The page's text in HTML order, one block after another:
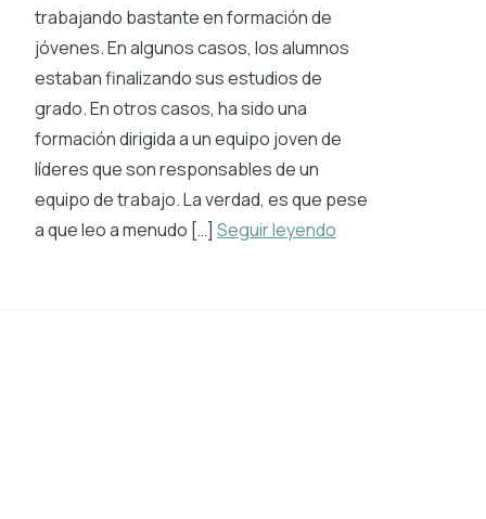
trabajando bastante en formación de
jóvenes. En algunos casos, los alumnos
estaban finalizando sus estudios de
grado. En otros casos, ha sido una
formación dirigida a un equipo joven de
líderes que son responsables de un
equipo de trabajo. La verdad, es que pese
a que leo a menudo […] Seguir leyendo